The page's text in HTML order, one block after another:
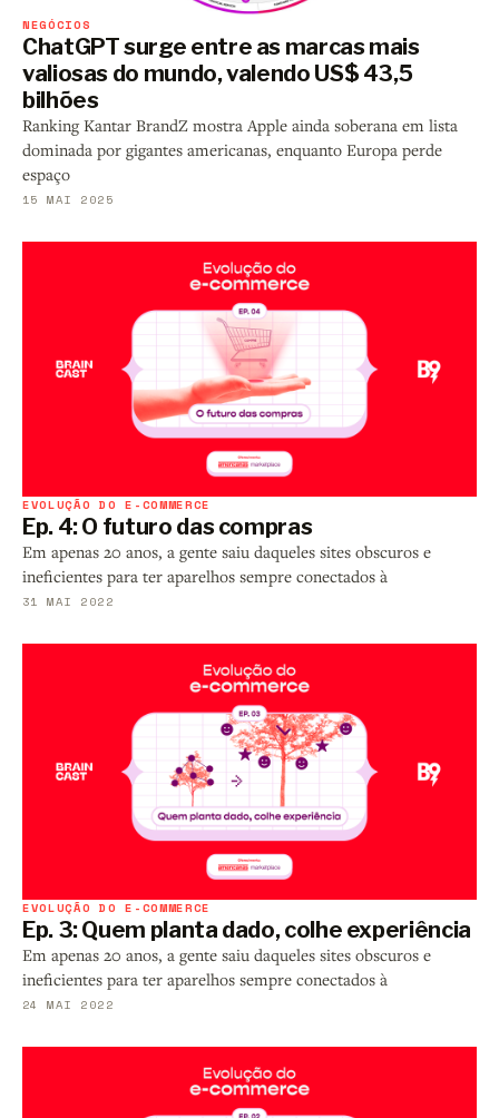
NEGÓCIOS
ChatGPT surge entre as marcas mais
valiosas do mundo, valendo US$ 43,5
bilhões
Ranking Kantar BrandZ mostra Apple ainda soberana em lista
dominada por gigantes americanas, enquanto Europa perde
espaço
15 MAI 2025
EVOLUÇÃO DO E-COMMERCE
Ep. 4: O futuro das compras
Em apenas 20 anos, a gente saiu daqueles sites obscuros e
ineficientes para ter aparelhos sempre conectados à
31 MAI 2022
EVOLUÇÃO DO E-COMMERCE
Ep. 3: Quem planta dado, colhe experiência
Em apenas 20 anos, a gente saiu daqueles sites obscuros e
ineficientes para ter aparelhos sempre conectados à
24 MAI 2022